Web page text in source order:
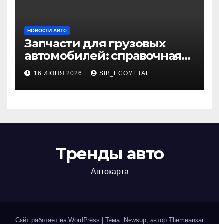
НОВОСТИ АВТО
Запчасти для грузовых
автомобилей: справочная
база по корейским и
японским моделям
16 ИЮНЯ 2026 SIB_ECOMETAL
Тренды авто
Автокарта
Сайт работает на WordPress Тема: Newsup, автор Themeansar